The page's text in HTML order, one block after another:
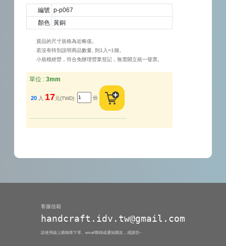
編號 p-p067
顏色 黃銅
貨品的尺寸規格為近略值。
若沒有特別說明商品數量, 則1入=1個。
小規模經營，符合免辦理營業登記，無需開立統一發票。
單位 : 3mm
20 入 17元(TWD) 份
客服信箱
handcraft.idv.tw@gmail.com
請使用線上購物車下單、email聯係或通知匯款，感謝您~